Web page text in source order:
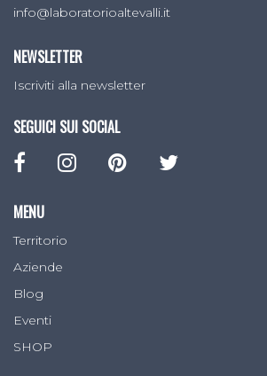
info@laboratorioaltevalli.it
NEWSLETTER
Iscriviti alla newsletter
SEGUICI SUI SOCIAL
MENU
Territorio
Aziende
Blog
Eventi
SHOP